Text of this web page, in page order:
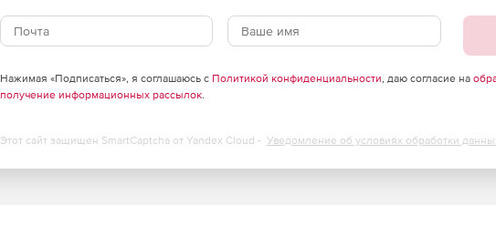
Нажимая «Подписаться», я соглашаюсь с Политикой конфиденциальности, даю согласие на
получение информационных рассылок.
Этот сайт защищен SmartCaptcha от Yandex Cloud - Уведомление об условиях обработки